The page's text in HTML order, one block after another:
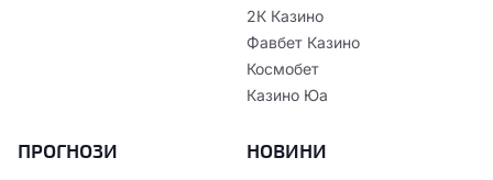
2К Казино
Фавбет Казино
Космобет
Казино Юа
ПРОГНОЗИ НОВИНИ